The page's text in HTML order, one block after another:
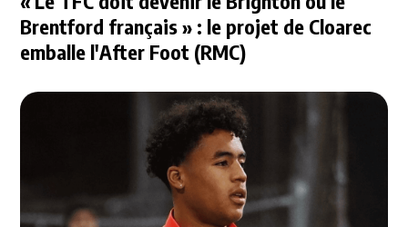
Brentford français » : le projet de Cloarec
emballe l'After Foot (RMC)